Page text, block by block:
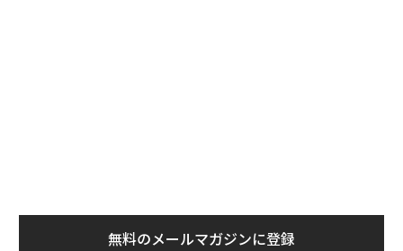
無料のメールマガジンに登録